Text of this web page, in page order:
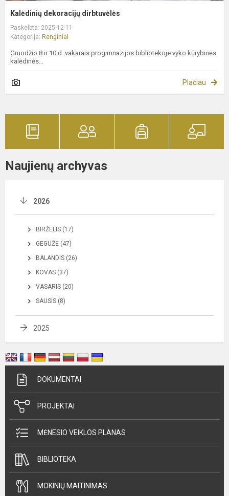
Kalėdinių dekoracijų dirbtuvėlės
Paskelbta: 2025-12-11
Kategorija: Renginiai
Gruodžio 8 ir 10 d. vakarais progimnazijos bibliotekoje vyko kūrybinės
kalėdinės...
Plačiau
Naujienų archyvas
2026
BIRŽELIS (17)
GEGUŽĖ (47)
BALANDIS (26)
KOVAS (37)
VASARIS (20)
SAUSIS (8)
2025
DOKUMENTAI
PROJEKTAI
MĖNESIO VEIKLOS PLANAS
BIBLIOTEKA
MOKINIŲ MAITINIMAS